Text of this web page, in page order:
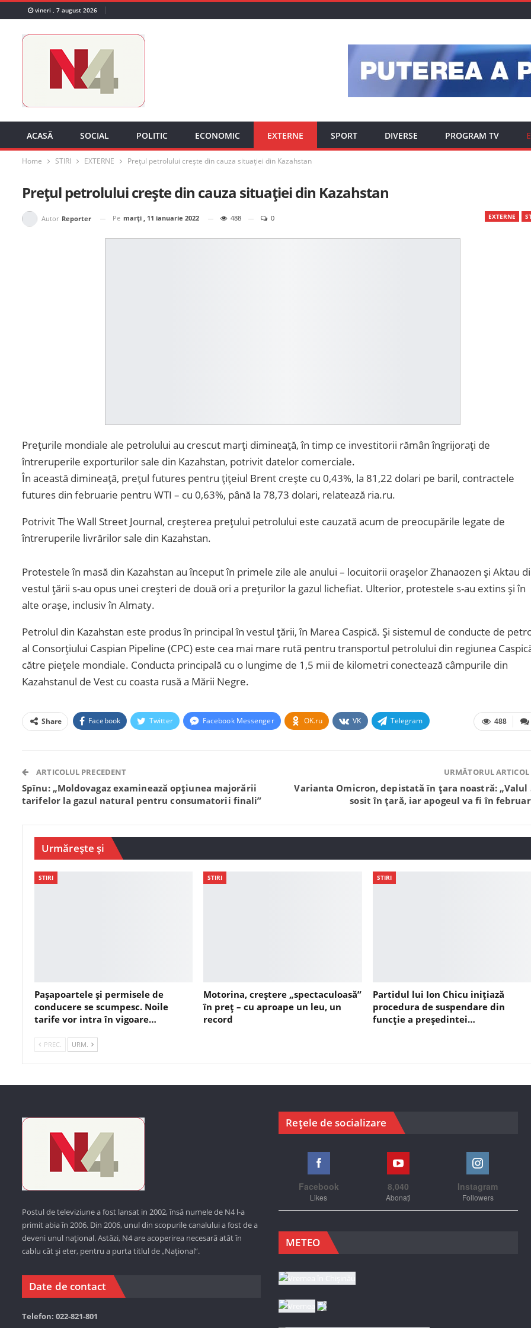
vineri , 7 august 2026
ACASĂ SOCIAL POLITIC ECONOMIC EXTERNE SPORT DIVERSE PROGRAM TV
Home STIRI EXTERNE Prețul petrolului crește din cauza situației din Kazahstan
Prețul petrolului crește din cauza situației din Kazahstan
EXTERNE
Autor Reporter Pe marți , 11 ianuarie 2022 488 0
Prețurile mondiale ale petrolului au crescut marți dimineață, în timp ce investitorii rămân îngrijorați de
întreruperile exporturilor sale din Kazahstan, potrivit datelor comerciale.
În această dimineață, prețul futures pentru țițeiul Brent crește cu 0,43%, la 81,22 dolari pe baril, contractele
futures din februarie pentru WTI – cu 0,63%, până la 78,73 dolari, relatează ria.ru.
Potrivit The Wall Street Journal, creșterea prețului petrolului este cauzată acum de preocupările legate de
întreruperile livrărilor sale din Kazahstan.
Protestele în masă din Kazahstan au început în primele zile ale anului – locuitorii orașelor Zhanaozen și Aktau
vestul țării s-au opus unei creșteri de două ori a prețurilor la gazul lichefiat. Ulterior, protestele s-au extins și în
alte orașe, inclusiv în Almaty.
Petrolul din Kazahstan este produs în principal în vestul țării, în Marea Caspică. Și sistemul de conducte de
al Consorțiului Caspian Pipeline (CPC) este cea mai mare rută pentru transportul petrolului din regiunea
către piețele mondiale. Conducta principală cu o lungime de 1,5 mii de kilometri conectează câmpurile din
Kazahstanul de Vest cu coasta rusă a Mării Negre.
488
Share Facebook Twitter Facebook Messenger OK.ru VK Telegram
ARTICOLUL PRECEDENT
Spînu: „Moldovagaz examinează opțiunea majorării
tarifelor la gazul natural pentru consumatorii finali”
URMĂTORUL ARTICOL
Varianta Omicron, depistată în țara noastră: „Valul
sosit în țară, iar apogeul va fi în
Urmărește și
STIRI
Pașapoartele și permisele de
conducere se scumpesc. Noile
tarife vor intra în vigoare…
STIRI
Motorina, creștere „spectaculoasă”
în preț – cu aproape un leu, un
record
STIRI
Partidul lui Ion Chicu inițiază
procedura de suspendare din
funcție a președintei…
PREC. URM.
Postul de televiziune a fost lansat in 2002, însă numele de N4 l-a
primit abia în 2006. Din 2006, unul din scopurile canalului a fost de a
deveni unul național. Astăzi, N4 are acoperirea necesară atât în
cablu cât și eter, pentru a purta titlul de „Național”.
Date de contact
Telefon: 022-821-801
Rețele de socializare
Facebook
Likes
8,040
Abonați
Instagram
Followers
METEO